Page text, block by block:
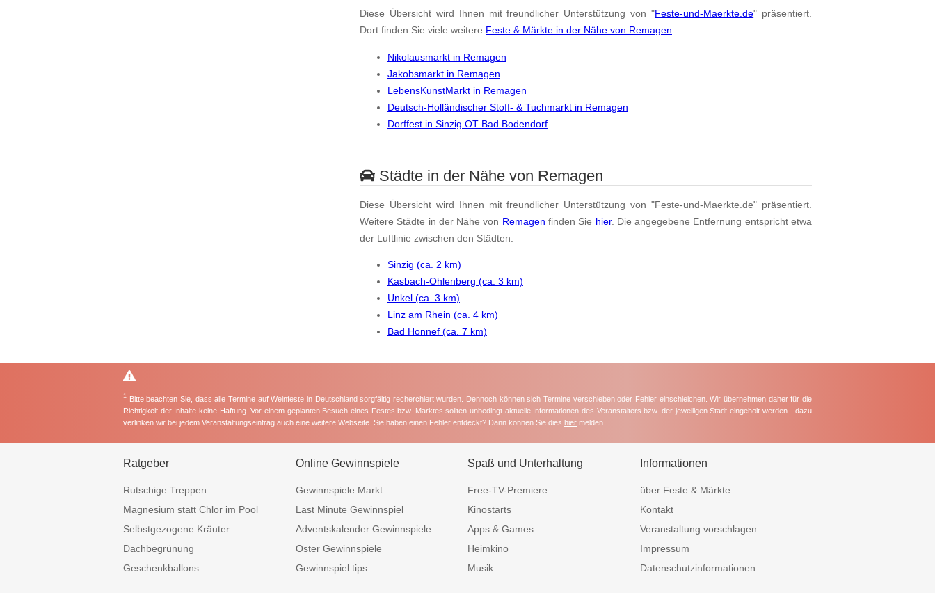
Diese Übersicht wird Ihnen mit freundlicher Unterstützung von "Feste-und-Maerkte.de" präsentiert.
Dort finden Sie viele weitere Feste & Märkte in der Nähe von Remagen.
Nikolausmarkt in Remagen
Jakobsmarkt in Remagen
LebensKunstMarkt in Remagen
Deutsch-Holländischer Stoff- & Tuchmarkt in Remagen
Dorffest in Sinzig OT Bad Bodendorf
Städte in der Nähe von Remagen
Diese Übersicht wird Ihnen mit freundlicher Unterstützung von "Feste-und-Maerkte.de" präsentiert.
Weitere Städte in der Nähe von Remagen finden Sie hier. Die angegebene Entfernung entspricht etwa
der Luftlinie zwischen den Städten.
Sinzig (ca. 2 km)
Kasbach-Ohlenberg (ca. 3 km)
Unkel (ca. 3 km)
Linz am Rhein (ca. 4 km)
Bad Honnef (ca. 7 km)
1 Bitte beachten Sie, dass alle Termine auf Weinfeste in Deutschland sorgfältig recherchiert wurden. Dennoch können sich Termine verschieben oder Fehler einschleichen. Wir übernehmen daher für die
Richtigkeit der Inhalte keine Haftung. Vor einem geplanten Besuch eines Festes bzw. Marktes sollten unbedingt aktuelle Informationen des Veranstalters bzw. der jeweiligen Stadt eingeholt werden - dazu
verlinken wir bei jedem Veranstaltungseintrag auch eine weitere Webseite. Sie haben einen Fehler entdeckt? Dann können Sie dies hier melden.
Ratgeber
Rutschige Treppen
Magnesium statt Chlor im Pool
Selbstgezogene Kräuter
Dachbegrünung
Geschenkballons
Online Gewinnspiele
Gewinnspiele Markt
Last Minute Gewinnspiel
Adventskalender Gewinnspiele
Oster Gewinnspiele
Gewinnspiel.tips
Spaß und Unterhaltung
Free-TV-Premiere
Kinostarts
Apps & Games
Heimkino
Musik
Informationen
über Feste & Märkte
Kontakt
Veranstaltung vorschlagen
Impressum
Datenschutzinformationen